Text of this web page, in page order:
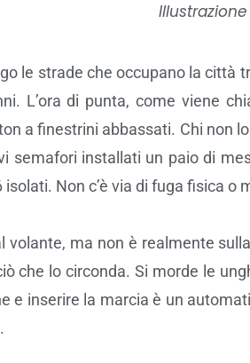
le strade che occupano la
L’ora di punta, come viene
a finestrini abbassati. Chi non
semafori installati un paio di
Non c’è via di fuga fisica o
volante, ma non è realmente
che lo circonda. Si morde le
e inserire la marcia è un